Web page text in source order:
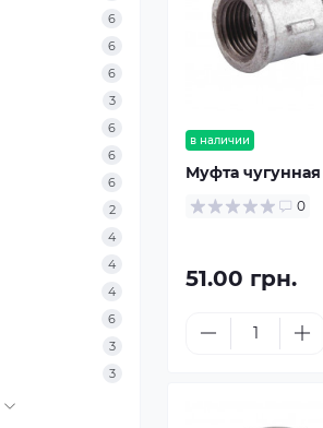
6
6
6
3
6
6
6
2
4
4
4
6
3
3
в наличии
Муфта чугунная
0
51.00 грн.